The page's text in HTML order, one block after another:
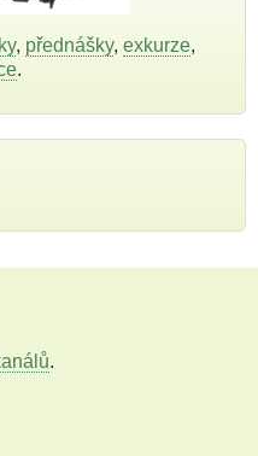
, přednášky, exkurze,
.
.